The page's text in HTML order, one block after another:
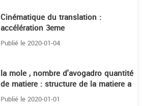
Cinématique du translation :
accélération 3eme
Publié le 2020-01-04
la mole , nombre d'avogadro quantité
de matiere : structure de la matiere a
l'échelle macroscopique
Publié le 2020-01-01